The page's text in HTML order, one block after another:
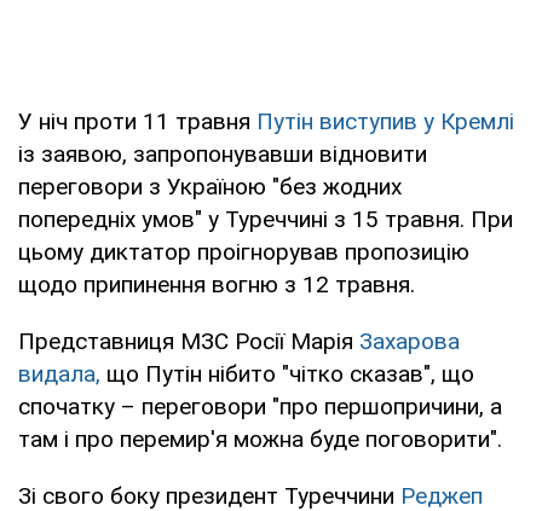
У ніч проти 11 травня Путін виступив у Кремлі
із заявою, запропонувавши відновити
переговори з Україною "без жодних
попередніх умов" у Туреччині з 15 травня. При
цьому диктатор проігнорував пропозицію
щодо припинення вогню з 12 травня.
Представниця МЗС Росії Марія Захарова
видала, що Путін нібито "чітко сказав", що
спочатку – переговори "про першопричини, а
там і про перемир'я можна буде поговорити".
Зі свого боку президент Туреччини Реджеп